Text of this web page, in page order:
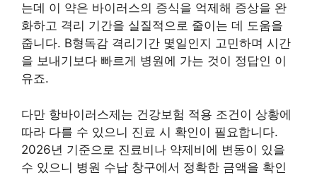
는데 이 약은 바이러스의 증식을 억제해 증상을 완
화하고 격리 기간을 실질적으로 줄이는 데 도움을
줍니다. B형독감 격리기간 몇일인지 고민하며 시간
을 보내기보다 빠르게 병원에 가는 것이 정답인 이
유죠.
다만 항바이러스제는 건강보험 적용 조건이 상황에
따라 다를 수 있으니 진료 시 확인이 필요합니다.
2026년 기준으로 진료비나 약제비에 변동이 있을
수 있으니 병원 수납 창구에서 정확한 금액을 확인